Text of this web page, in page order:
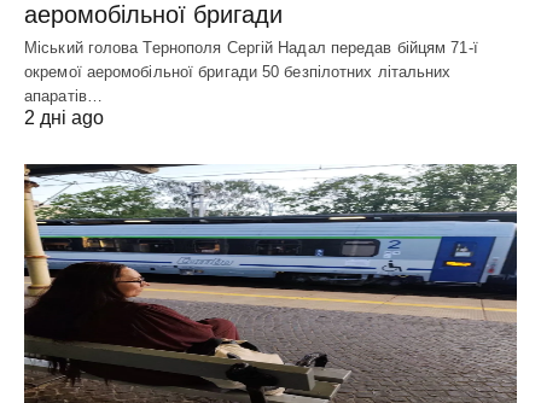
аеромобільної бригади
Міський голова Тернополя Сергій Надал передав бійцям 71-ї
окремої аеромобільної бригади 50 безпілотних літальних
апаратів…
2 дні ago